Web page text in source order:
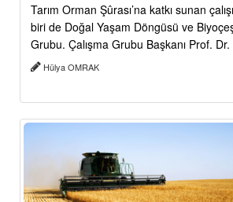
Tarım Orman Şûrası’na katkı sunan
biri de Doğal Yaşam Döngüsü ve
Grubu. Çalışma Grubu Başkanı Prof. Dr.
Hülya OMRAK